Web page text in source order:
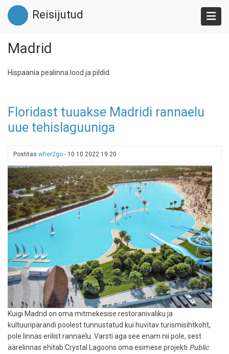
Liigu
edasi
põhisisu
Reisijutud
Madrid
Hispaania pealinna lood ja pildid.
Floridast tuuakse Madridi rannaelu
uue tehislaguuniga
Postitas wher2go - 10.10.2022 19:20
Kuigi Madrid on oma mitmekesise restoranivaliku ja
kultuuripärandi poolest tunnustatud kui huvitav turismisihtkoht,
pole linnas erilist rannaelu. Varsti aga see enam nii pole, sest
äärelinnas ehitab Crystal Lagoons oma esimese projekti Public